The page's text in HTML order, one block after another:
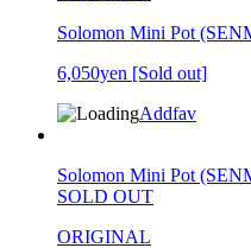
Solomon Mini Pot
6,050yen [Sold out]
Addfav
Solomon Mini Pot
SOLD OUT
ORIGINAL